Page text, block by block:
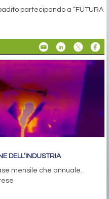
partecipando a “FUTURA
DELL’INDUSTRIA
mensile che annuale.